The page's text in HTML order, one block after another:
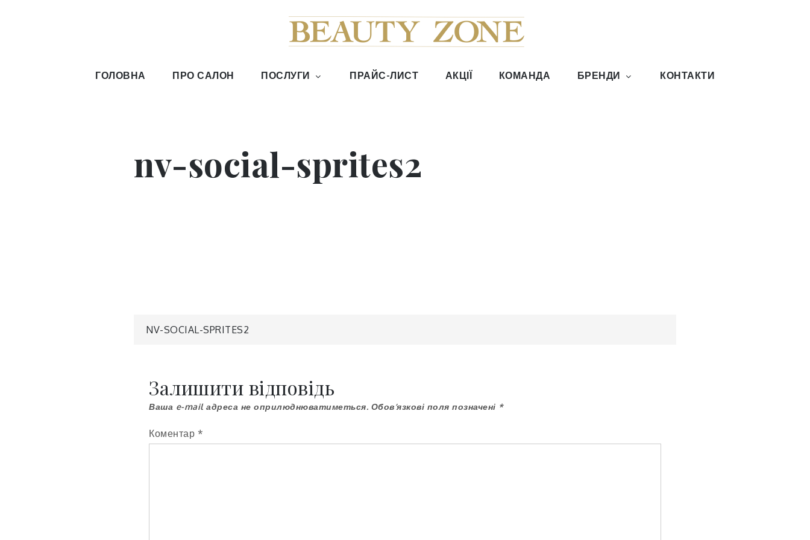
Beauty Zone Київ
ГОЛОВНА
ПРО САЛОН ПОСЛУГИ ПРАЙС-ЛИСТ АКЦІЇ КОМАНДА БРЕНДИ КОНТАКТИ
nv-social-sprites2
Навігація
NV-SOCIAL-SPRITES2
Залишити відповідь
Ваша e-mail адреса не оприлюднюватиметься. Обов’язкові поля позначені *
Коментар *